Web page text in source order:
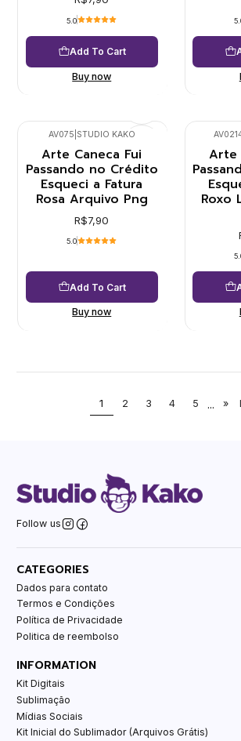
5.0
Add To Cart
Buy now
AV075 STUDIO KAKO
Arte Caneca Fui
Passando no Crédito
Esqueci a Fatura
Rosa Arquivo Png
R$7,90
5.0
Add To Cart
Buy now
Arte
Roxo
1 2 3 4 5 ... »
Follow us
CATEGORIES
Dados para contato
Termos e Condições
Política de Privacidade
Politica de reembolso
INFORMATION
Kit Digitais
Sublimação
Mídias Sociais
Kit Inicial do Sublimador (Arquivos Grátis)